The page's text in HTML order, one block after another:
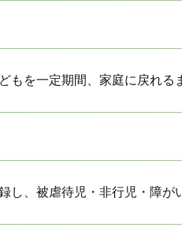
もを一定期間、家庭に戻れ
、被虐待児・非行児・障が